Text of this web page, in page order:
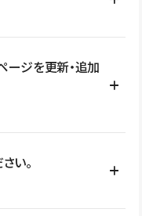
計、URL・リダイレク
連携など、個別の要件が
利用数の上限、権限
。詳しくは料金プランペ
ージを更新・追加
新範囲を設計しておく
きます。 さらにコン
い。